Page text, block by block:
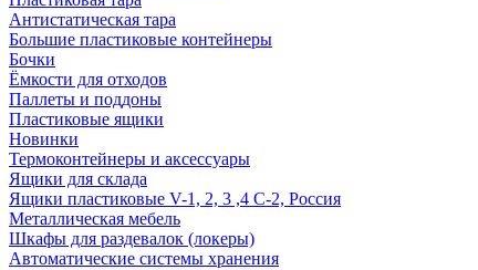
Антистатическая тара
Большие пластиковые контейнеры
Бочки
Ёмкости для отходов
Паллеты и поддоны
Пластиковые ящики
Новинки
Термоконтейнеры и аксессуары
Ящики для склада
Ящики пластиковые V-1, 2, 3 ,4 С-2, Россия
Металлическая мебель
Шкафы для раздевалок (локеры)
Автоматические системы хранения